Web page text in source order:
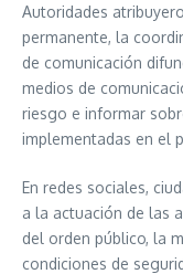
Autoridades
permanente, la
de comunicación
medios de
riesgo e informar
implementadas en el
En redes sociales,
a la actuación de las
del orden público, la
condiciones de